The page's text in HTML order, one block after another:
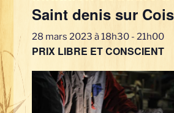
Saint denis sur
28 mars 2023 à 18h30 -21h00
PRIX LIBRE ET CONSCIENT